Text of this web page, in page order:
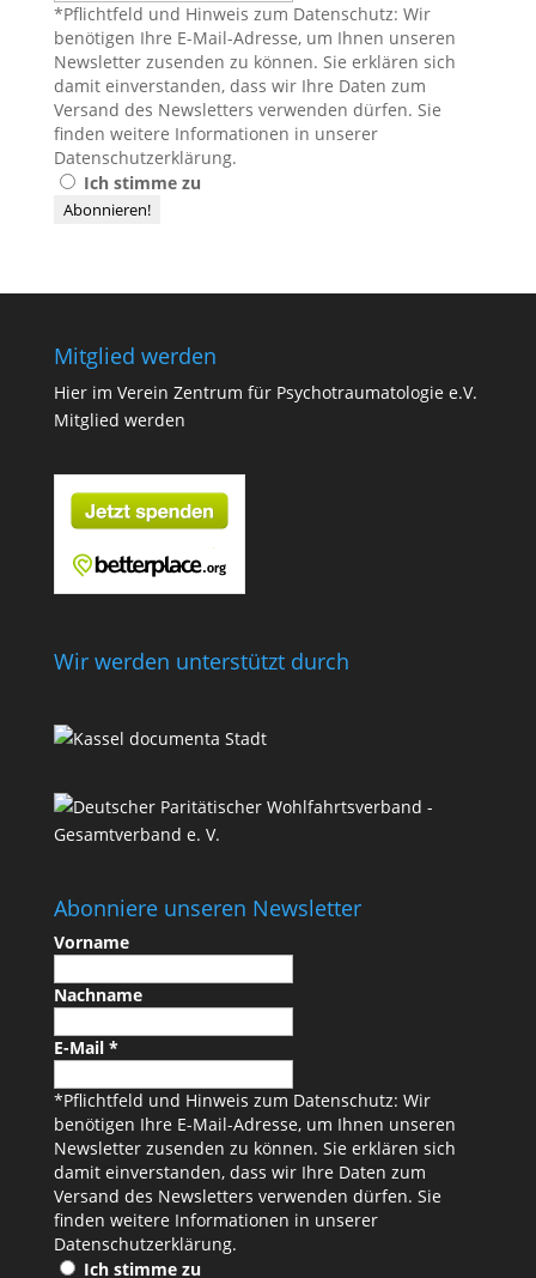
*Pflichtfeld und Hinweis zum Datenschutz: Wir
benötigen Ihre E-Mail-Adresse, um Ihnen unseren
Newsletter zusenden zu können. Sie erklären sich
damit einverstanden, dass wir Ihre Daten zum
Versand des Newsletters verwenden dürfen. Sie
finden weitere Informationen in unserer
Datenschutzerklärung.
Ich stimme zu
Mitglied werden
Hier im Verein Zentrum für Psychotraumatologie e.V.
Mitglied werden
Wir werden unterstützt durch
Abonniere unseren Newsletter
Vorname
Nachname
E-Mail *
*Pflichtfeld und Hinweis zum Datenschutz: Wir
benötigen Ihre E-Mail-Adresse, um Ihnen unseren
Newsletter zusenden zu können. Sie erklären sich
damit einverstanden, dass wir Ihre Daten zum
Versand des Newsletters verwenden dürfen. Sie
finden weitere Informationen in unserer
Datenschutzerklärung.
Ich stimme zu